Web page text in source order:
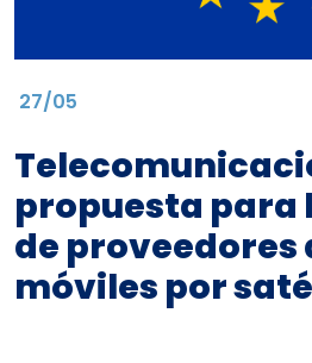
27/05
propuesta para
de proveedores
móviles por